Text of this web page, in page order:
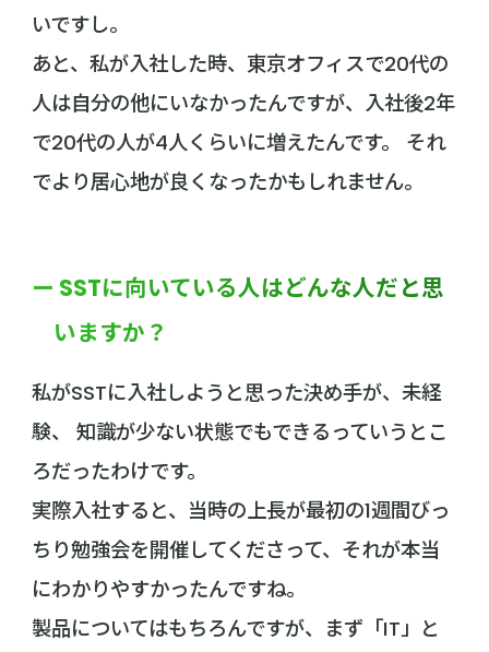
いですし。
あと、私が入社した時、東京オフィスで20代の
人は自分の他にいなかったんですが、入社後2年
で20代の人が4人くらいに増えたんです。 それ
でより居心地が良くなったかもしれません。
ー SSTに向いている人はどんな人だと思
いますか？
私がSSTに入社しようと思った決め手が、未経
験、 知識が少ない状態でもできるっていうとこ
ろだったわけです。
実際入社すると、当時の上長が最初の1週間びっ
ちり勉強会を開催してくださって、それが本当
にわかりやすかったんですね。
製品についてはもちろんですが、まず「IT」と